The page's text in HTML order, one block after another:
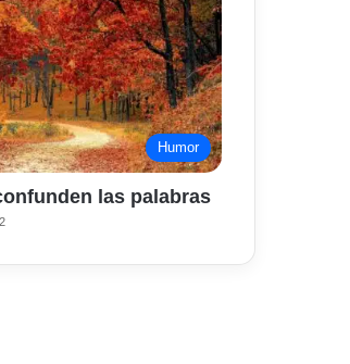
Humor
las palabras